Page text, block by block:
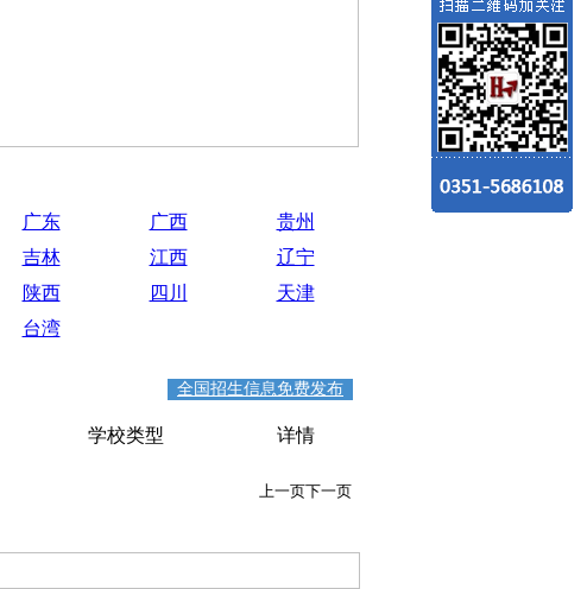
广东 广西
贵州
吉林 江西
辽宁
陕西 四川
天津
台湾
全国招生信息免费发布
学校类型 详情
上一页下一页